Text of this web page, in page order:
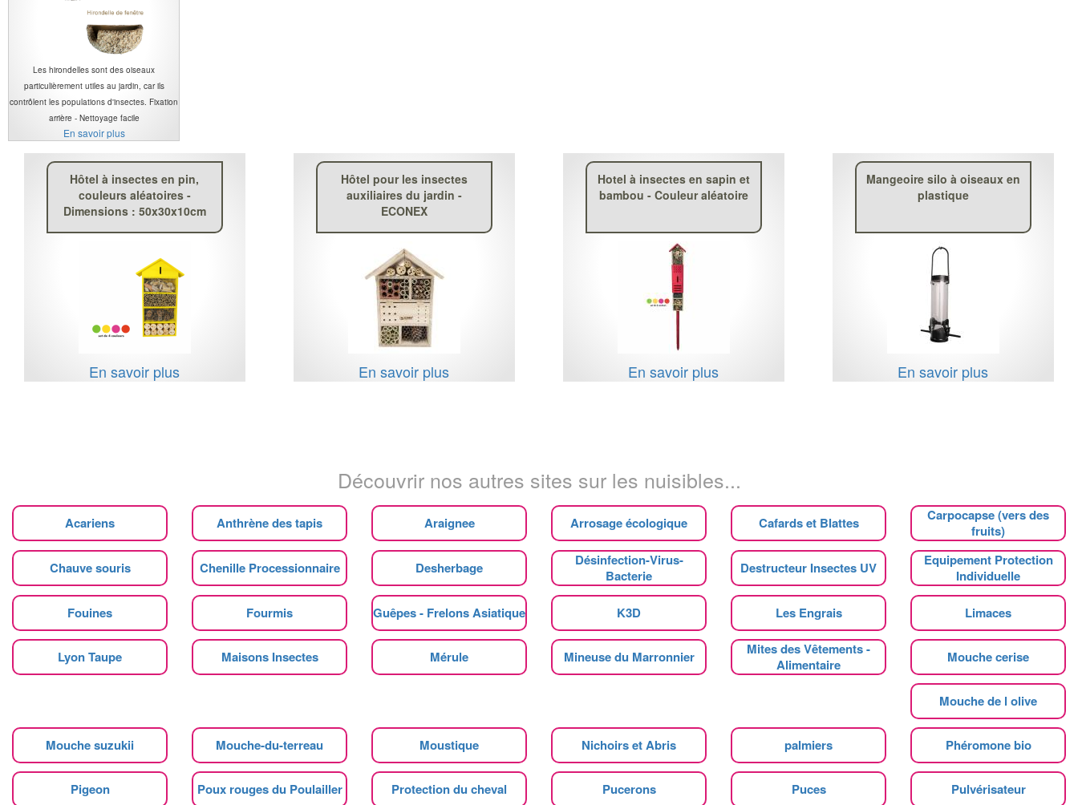
Les hirondelles sont des oiseaux
particulièrement utiles au jardin, car ils
contrôlent les populations d'insectes. Fixation
arrière - Nettoyage facile
En savoir plus
Hôtel à insectes en pin,
couleurs aléatoires -
Dimensions : 50x30x10cm
En savoir plus
Hôtel pour les insectes
auxiliaires du jardin -
ECONEX
En savoir plus
Hotel à insectes en sapin et
bambou - Couleur aléatoire
En savoir plus
Mangeoire silo à oiseaux en
plastique
En savoir plus
Découvrir nos autres sites sur les nuisibles...
Acariens Anthrène des tapis Araignee Arrosage écologique Cafards et Blattes
Carpocapse (vers des
fruits)
Chauve souris Chenille Processionnaire Desherbage
Désinfection-Virus-
Bacterie
Destructeur Insectes UV
Equipement Protection
Individuelle
Fouines Fourmis Guêpes - Frelons Asiatique K3D Les Engrais Limaces
Lyon Taupe Maisons Insectes Mérule Mineuse du Marronnier
Mites des Vêtements -
Alimentaire
Mouche cerise
Mouche de l olive
Mouche suzukii Mouche-du-terreau Moustique Nichoirs et Abris palmiers Phéromone bio
Pigeon Poux rouges du Poulailler Protection du cheval Pucerons Puces Pulvérisateur